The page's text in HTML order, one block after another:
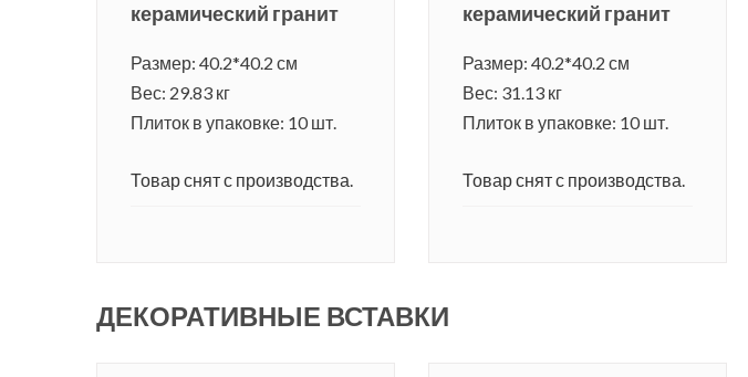
керамический гранит
Размер: 40.2*40.2 см
Вес: 29.83 кг
Плиток в упаковке: 10 шт.
Товар снят с производства.
керамический гранит
Размер: 40.2*40.2 см
Вес: 31.13 кг
Плиток в упаковке: 10 шт.
Товар снят с производства.
ДЕКОРАТИВНЫЕ ВСТАВКИ